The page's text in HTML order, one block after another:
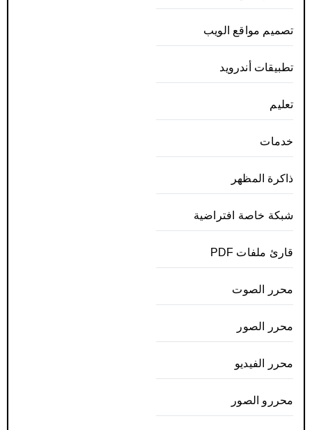
تصميم مواقع الويب
تطبيقات أندرويد
تعليم
خدمات
ذاكرة المظهر
شبكة خاصة افتراضية
قارئ ملفات PDF
محرر الصوت
محرر الصور
محرر الفيديو
محررو الصور